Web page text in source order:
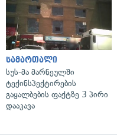
სამართალი
სუს-მა მარნეულში
ტექინსპექტირების
გაყალბების ფაქტზე 3 პირი
დააკავა